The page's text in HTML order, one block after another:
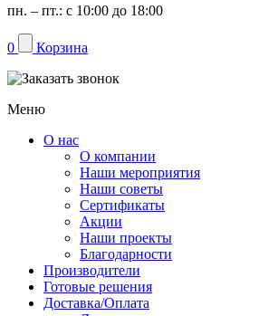
пн. – пт.: с 10:00 до 18:00
0 Корзина
Меню
О нас
О компании
Наши мероприятия
Наши советы
Сертификаты
Акции
Наши проекты
Благодарности
Производители
Готовые решения
Доставка/Оплата